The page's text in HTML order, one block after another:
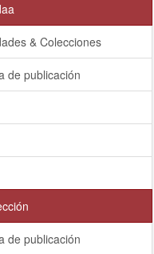
& Colecciones
de publicación
de publicación